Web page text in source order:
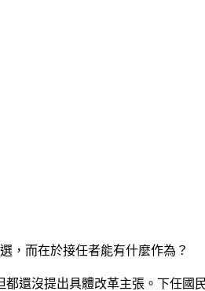
，而在於接任者能有什麼作為？
還沒提出具體改革主張。下任國